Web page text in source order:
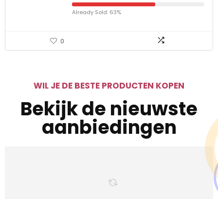
Already Sold: 63%
0
WIL JE DE BESTE PRODUCTEN KOPEN
Bekijk de nieuwste
aanbiedingen